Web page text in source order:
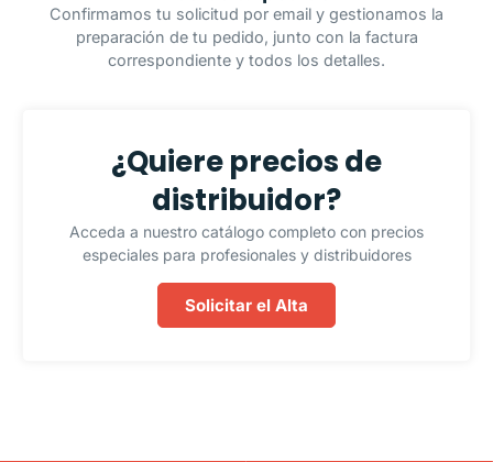
Confirmamos tu solicitud por email y gestionamos la
preparación de tu pedido, junto con la factura
correspondiente y todos los detalles.
¿Quiere precios de
distribuidor?
Acceda a nuestro catálogo completo con precios
especiales para profesionales y distribuidores
Solicitar el Alta